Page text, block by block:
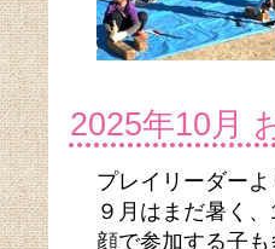
2025年10月
プレイリーダーよ
９月はまだ暑く
顔で参加する子